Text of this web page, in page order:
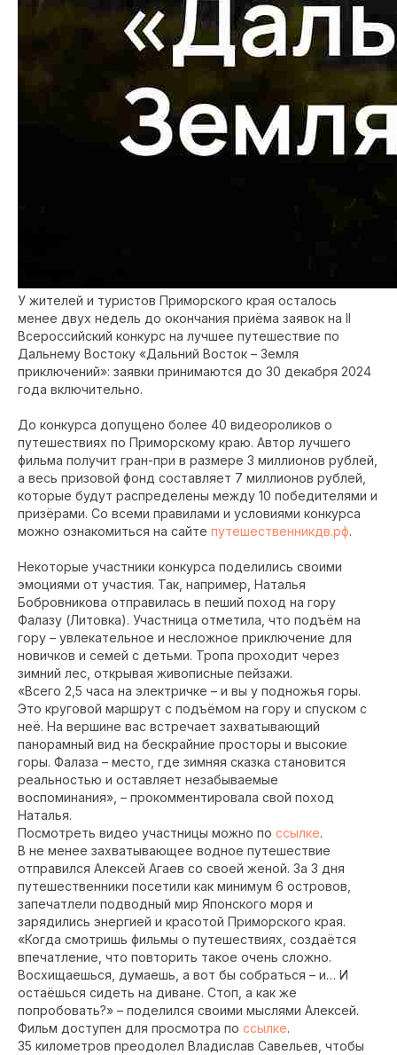
У жителей и туристов Приморского края осталось
менее двух недель до окончания приёма заявок на II
Всероссийский конкурс на лучшее путешествие по
Дальнему Востоку «Дальний Восток – Земля
приключений»: заявки принимаются до 30 декабря 2024
года включительно.
До конкурса допущено более 40 видеороликов о
путешествиях по Приморскому краю. Автор лучшего
фильма получит гран-при в размере 3 миллионов рублей,
а весь призовой фонд составляет 7 миллионов рублей,
которые будут распределены между 10 победителями и
призёрами. Со всеми правилами и условиями конкурса
можно ознакомиться на сайте путешественникдв.рф.
Некоторые участники конкурса поделились своими
эмоциями от участия. Так, например, Наталья
Бобровникова отправилась в пеший поход на гору
Фалазу (Литовка). Участница отметила, что подъём на
гору – увлекательное и несложное приключение для
новичков и семей с детьми. Тропа проходит через
зимний лес, открывая живописные пейзажи.
«Всего 2,5 часа на электричке – и вы у подножья горы.
Это круговой маршрут с подъёмом на гору и спуском с
неё. На вершине вас встречает захватывающий
панорамный вид на бескрайние просторы и высокие
горы. Фалаза – место, где зимняя сказка становится
реальностью и оставляет незабываемые
воспоминания», – прокомментировала свой поход
Наталья.
Посмотреть видео участницы можно по ссылке.
В не менее захватывающее водное путешествие
отправился Алексей Агаев со своей женой. За 3 дня
путешественники посетили как минимум 6 островов,
запечатлели подводный мир Японского моря и
зарядились энергией и красотой Приморского края.
«Когда смотришь фильмы о путешествиях, создаётся
впечатление, что повторить такое очень сложно.
Восхищаешься, думаешь, а вот бы собраться – и… И
остаёшься сидеть на диване. Стоп, а как же
попробовать?» – поделился своими мыслями Алексей.
Фильм доступен для просмотра по ссылке.
35 километров преодолел Владислав Савельев, чтобы